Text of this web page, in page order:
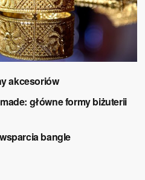
akcesoriów
główne formy biżuterii
bangle